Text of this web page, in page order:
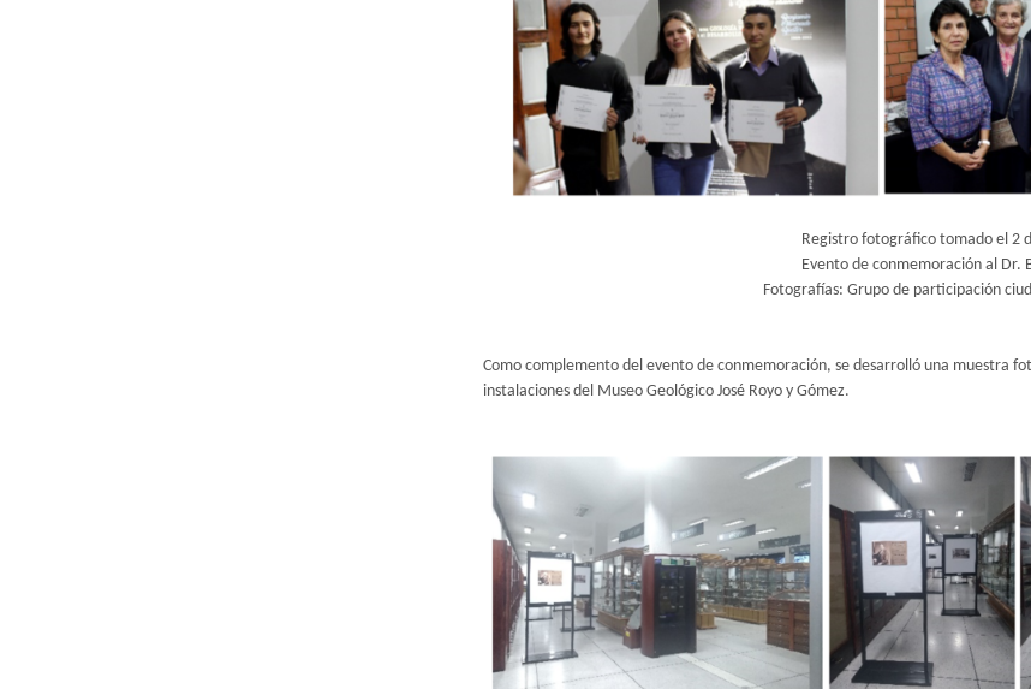
Registro fotográfico tomado el 2
Evento de conmemoración al Dr.
Fotografías: Grupo de participación
Como complemento del evento de conmemoración, se desarrolló una muestra
instalaciones del Museo Geológico José Royo y Gómez.